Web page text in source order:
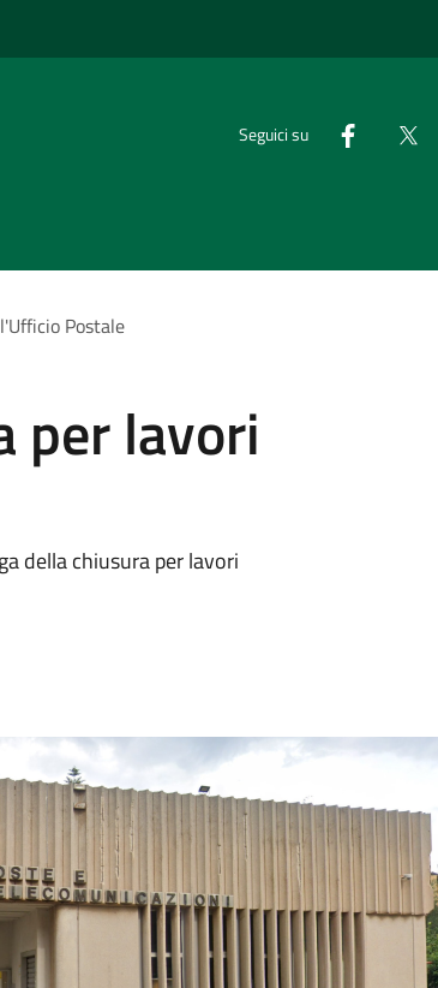
Seguici su
Postale
per lavori
della chiusura per lavori